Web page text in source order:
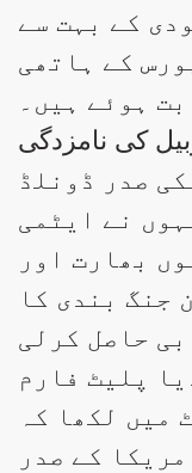
کے بہت سے
کے ہاتھی
ہوئے ہیں۔
کی نامزدگی
امریکی صدر ڈونلڈ
نے ایٹمی
بھارت اور
جنگ بندی کا
حاصل کرلی
پلیٹ فارم
میں لکھا کہ
کے صدر